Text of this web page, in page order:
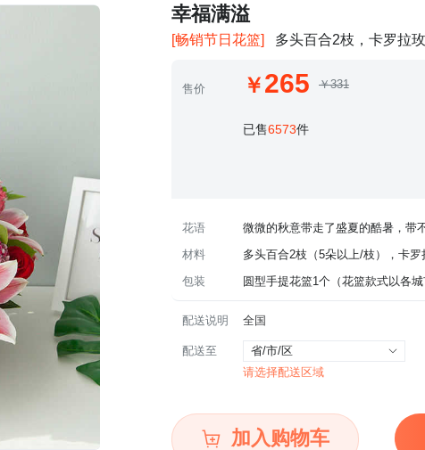
幸福满溢
[畅销节日花篮] 多头百合2枝，卡罗拉
售价 265 ￥331
已售6573件
花语
微微的秋意带走了盛夏的酷暑，带
材料
多头百合2枝（5朵以上/枝），卡
包装
圆型手提花篮1个（花篮款式以各
配送说明 全国
配送至
省/市/区
请选择配送区域
加入购物车